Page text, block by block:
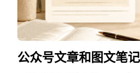
公众号文章和图文笔